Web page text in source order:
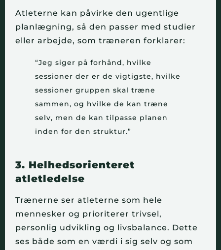
Atleterne kan påvirke den ugentlige
planlægning, så den passer med studier
eller arbejde, som træneren forklarer:
“Jeg siger på forhånd, hvilke
sessioner der er de vigtigste, hvilke
sessioner gruppen skal træne
sammen, og hvilke de kan træne
selv, men de kan tilpasse planen
inden for den struktur.”
3. Helhedsorienteret
atletledelse
Trænerne ser atleterne som hele
mennesker og prioriterer trivsel,
personlig udvikling og livsbalance. Dette
ses både som en værdi i sig selv og som